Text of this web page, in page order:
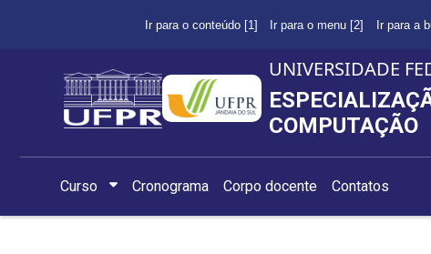
Ir para o conteúdo [1] Ir para o menu [2] Ir para a
UNIVERSIDADE
COMPUTAÇÃO
Curso Cronograma Corpo docente Contatos